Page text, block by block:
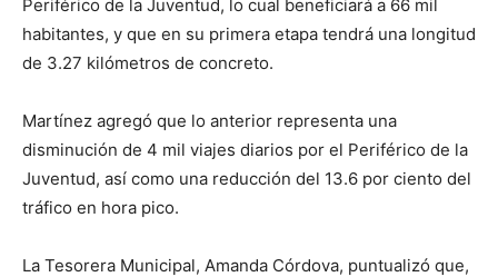
Periférico de la Juventud, lo cual beneficiará a 66 mil
habitantes, y que en su primera etapa tendrá una longitud
de 3.27 kilómetros de concreto.
Martínez agregó que lo anterior representa una
disminución de 4 mil viajes diarios por el Periférico de la
Juventud, así como una reducción del 13.6 por ciento del
tráfico en hora pico.
La Tesorera Municipal, Amanda Córdova, puntualizó que,